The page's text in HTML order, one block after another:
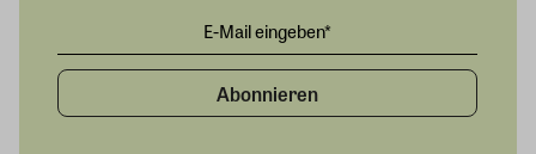
Abonnieren